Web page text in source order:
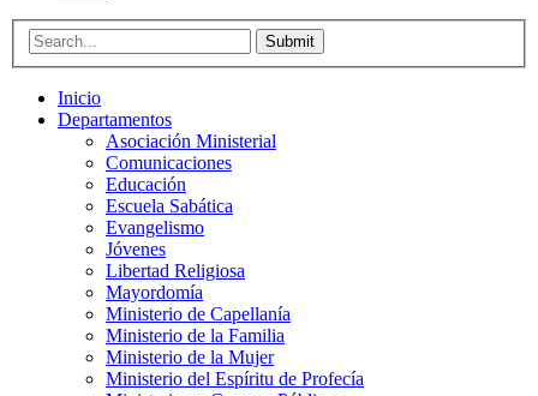
Submit
Inicio
Departamentos
Asociación Ministerial
Comunicaciones
Educación
Escuela Sabática
Evangelismo
Jóvenes
Libertad Religiosa
Mayordomía
Ministerio de Capellanía
Ministerio de la Familia
Ministerio de la Mujer
Ministerio del Espíritu de Profecía